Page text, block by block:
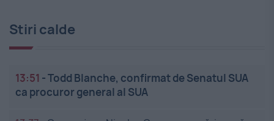
Stiri calde
13:51 -Todd Blanche, confirmat de Senatul SUA
ca procuror general al SUA